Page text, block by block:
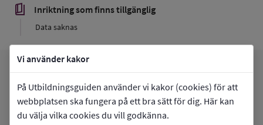
Vi använder kakor
På Utbildningsguiden använder vi kakor (cookies) för att
webbplatsen ska fungera på ett bra sätt för dig. Här kan
du välja vilka cookies du vill godkänna.
book_5 Inriktning som finns tillgänglig
Data saknas
Gå tillTeknikum 2arrow_forward favorite